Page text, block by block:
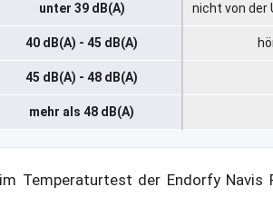
unter 39 dB(A) nicht von der
40 dB(A) - 45 dB(A)
45 dB(A) - 48 dB(A)
mehr als 48 dB(A)
Temperaturtest der Endorfy Navis